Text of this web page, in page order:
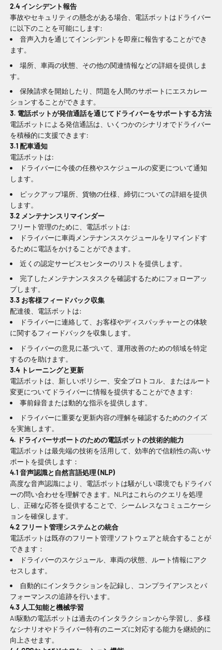
2.4 インシデント報告
事故やセキュリティの懸念がある場合、電話ボットはドライバー
に以下のことを可能にします:
音声入力を通じてインシデントを即座に報告することができ
ます。
場所、車両の状態、その他の関連情報などの詳細を提供しま
す。
保険請求を開始したり、問題を人間のサポートにエスカレー
ションすることができます。
3. 電話ボットが発信通話を通じてドライバーをサポートする方法
電話ボットによる発信通話は、いくつかのシナリオでドライバー
を積極的に支援できます:
3.1 配車通知
電話ボットは:
ドライバーに今後の任務やスケジュールの変更について通知
します。
ピックアップ場所、貨物の仕様、締切についての詳細を提供
します。
3.2 メンテナンスリマインダー
フリート管理のために、電話ボットは:
ドライバーに車両メンテナンススケジュールをリマインドす
るために電話をかけることができます。
近くの認定サービスセンターのリストを提供します。
完了したメンテナンスタスクを確認するためにフォローアッ
プします。
3.3 お客様フィードバック収集
配達後、電話ボットは:
ドライバーに連絡して、 お客様やディスパッチャーとの体験
に関するフィードバックを収集します。
ドライバーの意見に基づいて、運用改善のための領域を特定
するのを助けます。
3.4 トレーニングと更新
電話ボットは、新しいポリシー、安全プロトコル、またはルート
変更についてドライバーに情報を提供することができます:
事前録音または動的な指示を提供します。
ドライバーに重要な更新内容の理解を確認するためのクイズ
を実施します。
4. ドライバーサポートのための電話ボットの技術的能力
電話ボットは最先端の技術を活用して、効率的で信頼性の高いサ
ポートを提供します：
4.1 音声認識と自然言語処理 (NLP)
高度な音声認識により、電話ボットは騒がしい環境でもドライバ
ーの問い合わせを理解できます。NLPはこれらのクエリを処理
し、正確な応答を提供することで、シームレスなコミュニケーシ
ョンを確保します。
4.2 フリート管理システムとの統合
電話ボットは既存のフリート管理ソフトウェアと統合することが
できます：
ドライバーのスケジュール、車両の状態、ルート情報にアク
セスします。
自動的にインタラクションを記録し、コンプライアンスとパ
フォーマンスの追跡を行います。
4.3 人工知能と機械学習
AI駆動の電話ボットは過去のインタラクションから学習し、多様
なシナリオやドライバー特有のニーズに対応する能力を継続的に
向上させます。